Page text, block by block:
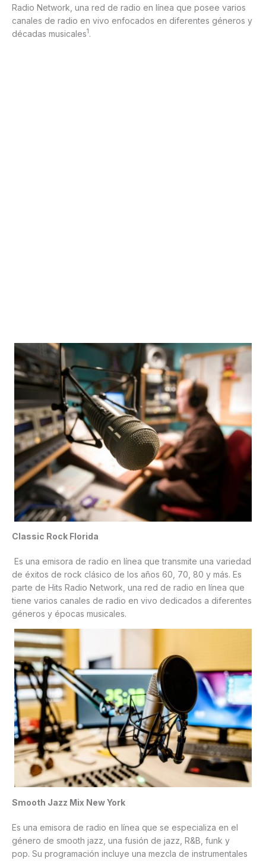
Radio Network, una red de radio en línea que posee varios
canales de radio en vivo enfocados en diferentes géneros y
décadas musicales1 .
Classic Rock Florida
Es una emisora de radio en línea que transmite una variedad
de éxitos de rock clásico de los años 60, 70, 80 y más. Es
parte de Hits Radio Network, una red de radio en línea que
tiene varios canales de radio en vivo dedicados a diferentes
géneros y épocas musicales.
Smooth Jazz Mix New York
Es una emisora de radio en línea que se especializa en el
género de smooth jazz, una fusión de jazz, R&B, funk y
pop. Su programación incluye una mezcla de instrumentales